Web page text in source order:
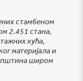
стамбеном
2.451 стана,
кућа,
материјала и
широм